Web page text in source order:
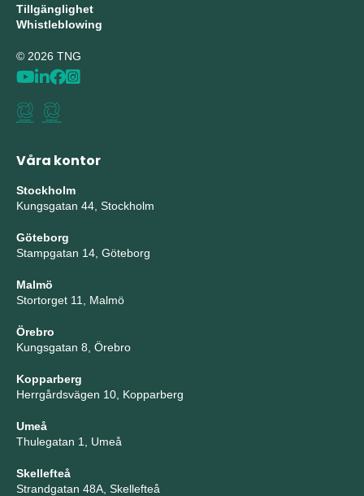
Tillgänglighet
Whistleblowing
© 2026 TNG
Våra kontor
Stockholm
Kungsgatan 44, Stockholm
Göteborg
Stampgatan 14, Göteborg
Malmö
Stortorget 11, Malmö
Örebro
Kungsgatan 8, Örebro
Kopparberg
Herrgårdsvägen 10, Kopparberg
Umeå
Thulegatan 1, Umeå
Skellefteå
Strandgatan 48A, Skellefteå